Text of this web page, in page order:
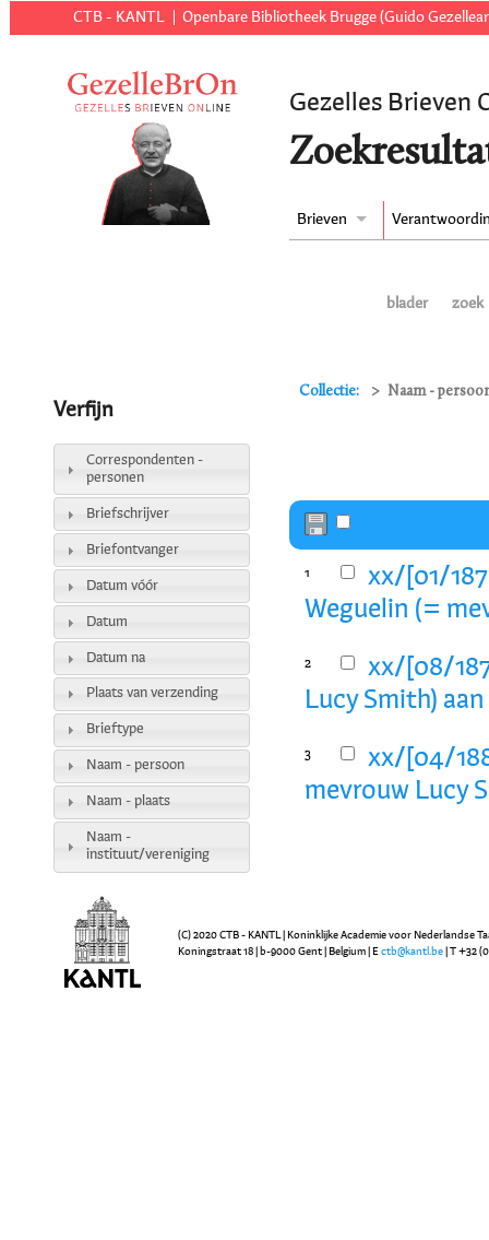
CTB - KANTL Openbare Bibliotheek Brugge (Guido
Gezelles Brieven
Brieven
blader zoek
Collectie: Naam -
1
xx/[01/
Weguelin (=
2
xx/[08/
Lucy Smith)
3
xx/[04/
mevrouw Lucy
Verfijn
Correspondenten -
personen
Briefschrijver
Briefontvanger
Datum vóór
Datum
Datum na
Plaats van verzending
Brieftype
Naam - persoon
Naam - plaats
Naam -
instituut/vereniging
(C) 2020 CTB - KANTL | Koninklijke Academie voor Nederlandse
Koningstraat 18 | b-9000 Gent | Belgium | E ctb@kantl.be | T +32